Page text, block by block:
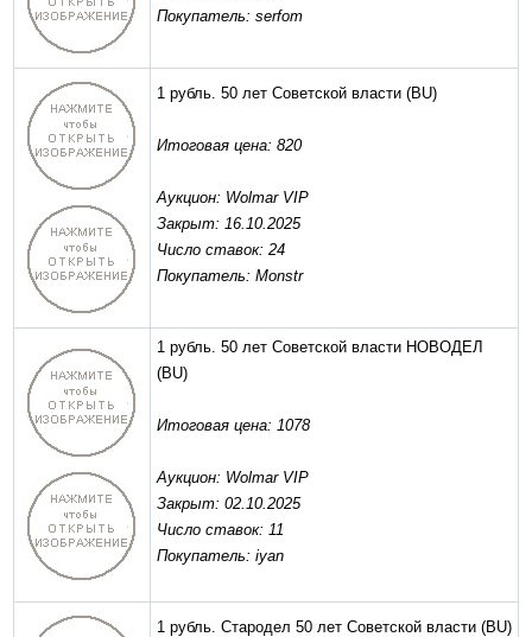
Покупатель: serfom
1 рубль. 50 лет Советской власти (BU)
Итоговая цена: 820
Аукцион: Wolmar VIP
Закрыт: 16.10.2025
Число ставок: 24
Покупатель: Monstr
1 рубль. 50 лет Советской власти НОВОДЕЛ
(BU)
Итоговая цена: 1078
Аукцион: Wolmar VIP
Закрыт: 02.10.2025
Число ставок: 11
Покупатель: iyan
1 рубль. Стародел 50 лет Советской власти (BU)